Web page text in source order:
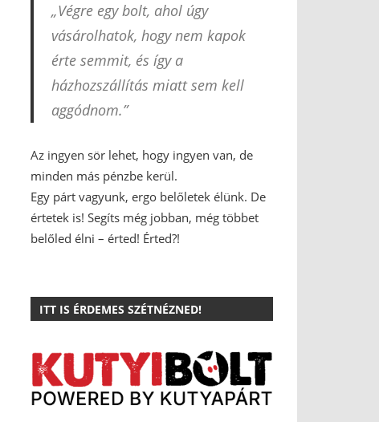
„Végre egy bolt, ahol úgy
vásárolhatok, hogy nem kapok
érte semmit, és így a
házhozszállítás miatt sem kell
aggódnom.”
Az ingyen sör lehet, hogy ingyen van, de
minden más pénzbe kerül.
Egy párt vagyunk, ergo belőletek élünk. De
értetek is! Segíts még jobban, még többet
belőled élni – érted! Érted?!
ITT IS ÉRDEMES SZÉTNÉZNED!